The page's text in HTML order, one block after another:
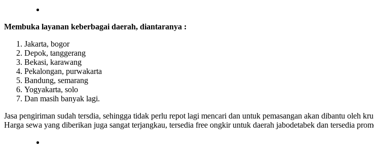
Membuka layanan keberbagai daerah, diantaranya :
Jakarta, bogor
Depok, tanggerang
Bekasi, karawang
Pekalongan, purwakarta
Bandung, semarang
Yogyakarta, solo
Dan masih banyak lagi.
Jasa pengiriman sudah tersdia, sehingga tidak perlu repot lagi mencari dan untuk pemasangan akan dibantu oleh
Harga sewa yang diberikan juga sangat terjangkau, tersedia free ongkir untuk daerah jabodetabek dan tersedia